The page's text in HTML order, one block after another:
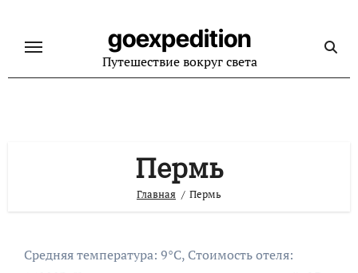
содержанию
goexpedition
Путешествие вокруг света
Пермь
Главная Пермь
Средняя температура: 9°C, Стоимость отеля: